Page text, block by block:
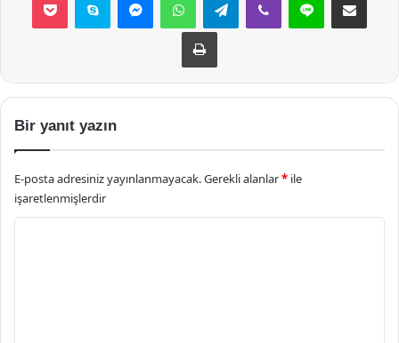
Yazdır
Bir yanıt yazın
E-posta adresiniz yayınlanmayacak.Gerekli alanlar* ile
işaretlenmişlerdir